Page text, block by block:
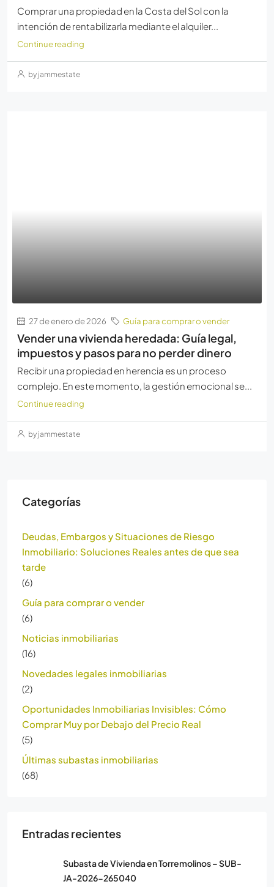
Comprar una propiedad en la Costa del Sol con la
intención de rentabilizarla mediante el alquiler...
Continue reading
by jammestate
27 de enero de 2026 Guía para comprar o vender
Vender una vivienda heredada: Guía legal,
impuestos y pasos para no perder dinero
Recibir una propiedad en herencia es un proceso
complejo. En este momento, la gestión emocional se...
Continue reading
by jammestate
Categorías
Deudas, Embargos y Situaciones de Riesgo
Inmobiliario: Soluciones Reales antes de que sea
tarde
(6)
Guía para comprar o vender
(6)
Noticias inmobiliarias
(16)
Novedades legales inmobiliarias
(2)
Oportunidades Inmobiliarias Invisibles: Cómo
Comprar Muy por Debajo del Precio Real
(5)
Últimas subastas inmobiliarias
(68)
Entradas recientes
Subasta de Vivienda en Torremolinos – SUB-
JA-2026-265040